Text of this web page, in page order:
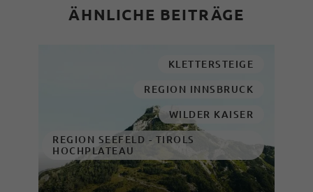
ÄHNLICHE BEITRÄGE
KLETTERSTEIGE
REGION INNSBRUCK
WILDER KAISER
REGION SEEFELD - TIROLS
HOCHPLATEAU